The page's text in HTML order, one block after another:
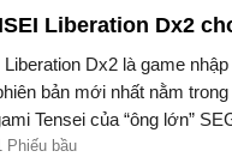
Liberation Dx2
Dx2 là game
bản mới nhất nằm
Tensei của “ông lớn”
Phiếu bầu